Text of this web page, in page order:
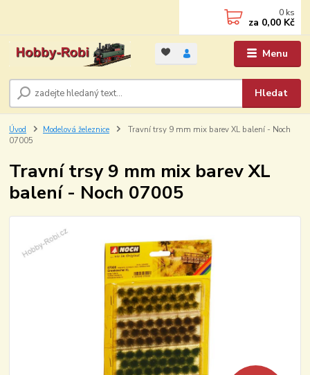
Menu
Hledat
0 ks
za 0,00 Kč
Úvod Modelová železnice
Travní trsy 9 mm mix barev XL balení - Noch
07005
Travní trsy 9 mm mix barev XL
balení - Noch 07005